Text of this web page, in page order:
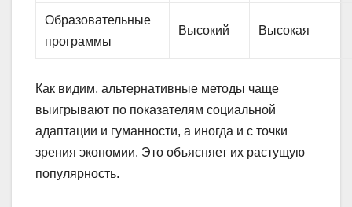
Образовательные
программы
Высокий Высокая
Как видим, альтернативные методы чаще
выигрывают по показателям социальной
адаптации и гуманности, а иногда и с точки
зрения экономии. Это объясняет их растущую
популярность.